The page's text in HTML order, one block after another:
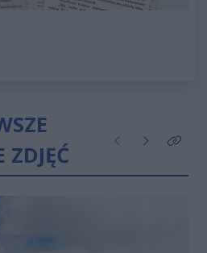
ZDJĘĆ
Poprzednie
NastępneKliknij